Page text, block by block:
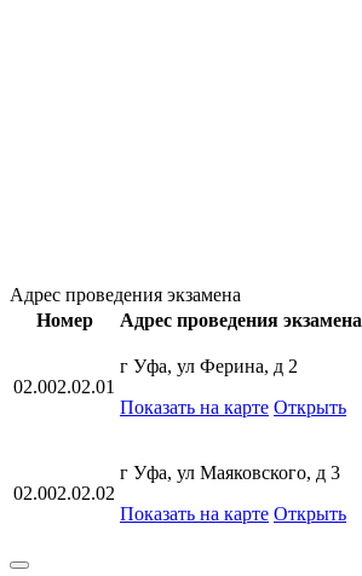
Адрес проведения экзамена
Номер
Адрес проведения экзамена
02.002.02.01
г Уфа, ул Ферина, д 2
Показать на карте Открыть
02.002.02.02
г Уфа, ул Маяковского, д 3
Показать на карте Открыть